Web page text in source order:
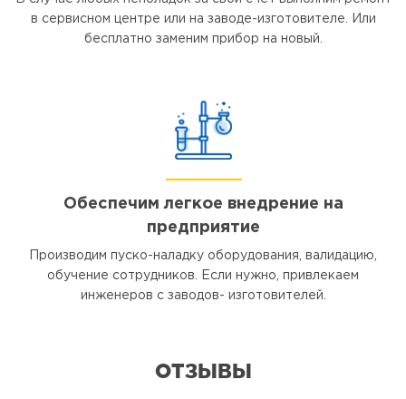
в сервисном центре или на заводе-изготовителе. Или
бесплатно заменим прибор на новый.
Обеспечим легкое внедрение на
предприятие
Производим пуско-наладку оборудования, валидацию,
обучение сотрудников. Если нужно, привлекаем
инженеров с заводов- изготовителей.
ОТЗЫВЫ